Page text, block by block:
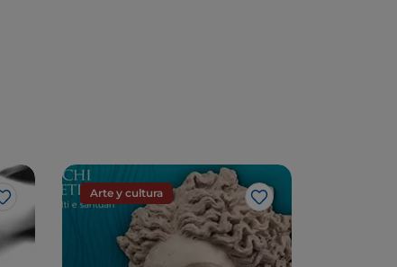
Me gusta
Arte y cultura
Me gusta